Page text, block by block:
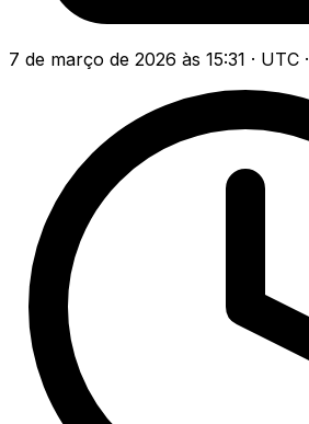
7 de março de 2026 às 15:31 · UTC ·